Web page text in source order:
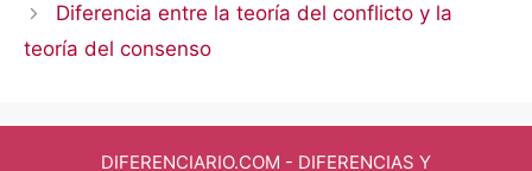
Diferencia entre la teoría del conflicto y la
teoría del consenso
DIFERENCIARIO.COM - DIFERENCIAS Y